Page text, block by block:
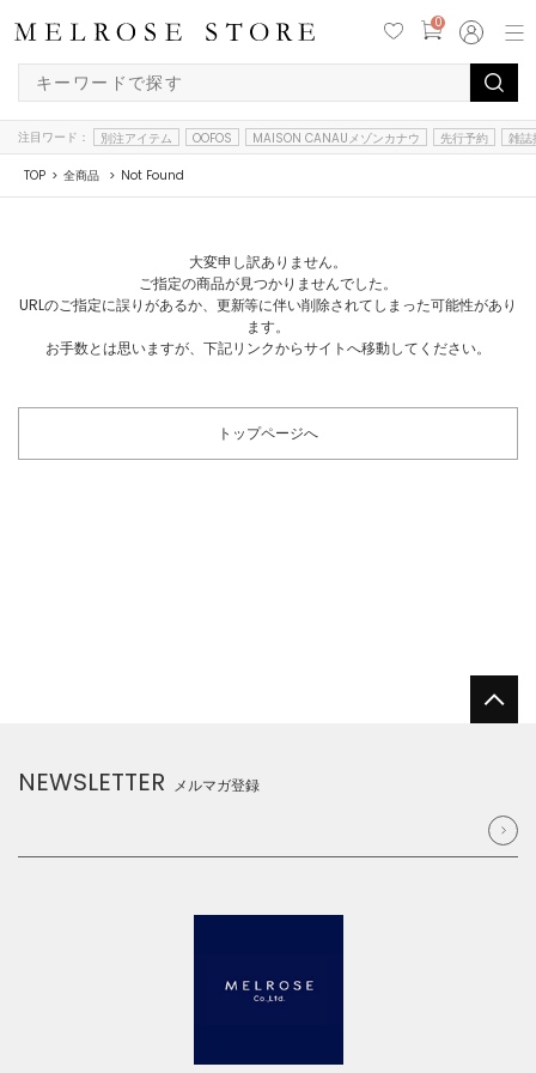
0
注目ワード： 別注アイテム OOFOS MAISON CANAUメゾンカナウ 先行予約 雑誌
TOP 全商品 Not Found
大変申し訳ありません。
ご指定の商品が見つかりませんでした。
URLのご指定に誤りがあるか、更新等に伴い削除されてしまった可能性があり
ます。
お手数とは思いますが、下記リンクからサイトへ移動してください。
トップページへ
NEWSLETTER メルマガ登録